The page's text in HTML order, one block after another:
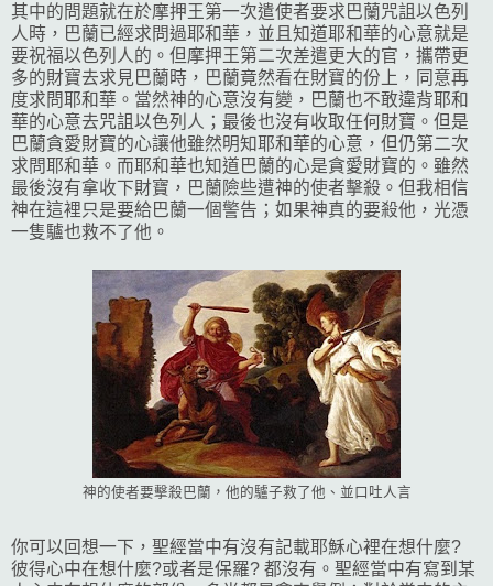
其中的問題就在於摩押王第一次遣使者要求巴蘭咒詛以色列
人時，巴蘭已經求問過耶和華，並且知道耶和華的心意就是
要祝福以色列人的。但摩押王第二次差遣更大的官，攜帶更
多的財寶去求見巴蘭時，巴蘭竟然看在財寶的份上，同意再
度求問耶和華。當然神的心意沒有變，巴蘭也不敢違背耶和
華的心意去咒詛以色列人；最後也沒有收取任何財寶。但是
巴蘭貪愛財寶的心讓他雖然明知耶和華的心意，但仍第二次
求問耶和華。而耶和華也知道巴蘭的心是貪愛財寶的。雖然
最後沒有拿收下財寶，巴蘭險些遭神的使者擊殺。但我相信
神在這裡只是要給巴蘭一個警告；如果神真的要殺他，光憑
一隻驢也救不了他。
神的使者要擊殺巴蘭，他的驢子救了他、並口吐人言
你可以回想一下，聖經當中有沒有記載耶穌心裡在想什麼?
彼得心中在想什麼?或者是保羅? 都沒有。聖經當中有寫到某